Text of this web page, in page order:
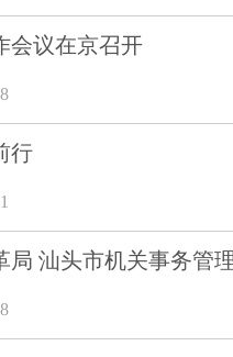
会议在京召开
行
局 汕头市机关事务管